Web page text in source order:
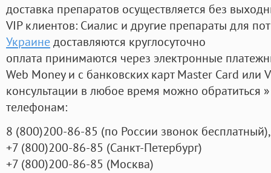
доставка препаратов осуществляется без
VIP клиентов: Сиалис и другие препараты для
Украинедоставляются круглосуточно
оплата принимаются через электронные
Web Money и с банковских карт Master Card или
консультации в любое время можно обратиться
телефонам:
8 (800)200-86-85 (по России звонок бесплатный),
+7 (800)200-86-85 (Санкт-Петербург)
+7 (800)200-86-85 (Москва)